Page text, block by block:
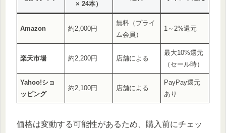
× 24本）
Amazon 約2,000円
無料（プライ
ム会員）
1～2%還元
楽天市場 約2,200円 店舗による
最大10%還元
（セール時）
Yahoo!ショ
ッピング
約2,100円 店舗による
PayPay還元
あり
価格は変動する可能性があるため、購入前にチェッ